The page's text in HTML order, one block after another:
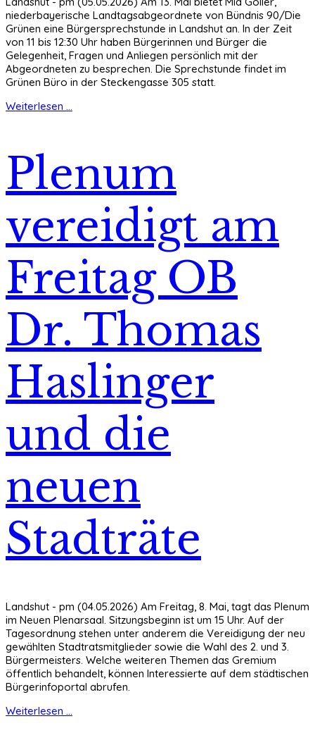
niederbayerische Landtagsabgeordnete von Bündnis 90/Die
Grünen eine Bürgersprechstunde in Landshut an. In der Zeit
von 11 bis 12:30 Uhr haben Bürgerinnen und Bürger die
Gelegenheit, Fragen und Anliegen persönlich mit der
Abgeordneten zu besprechen. Die Sprechstunde findet im
Grünen Büro in der Steckengasse 305 statt.
Weiterlesen ...
Plenum
vereidigt am
Freitag OB
Dr. Thomas
Haslinger
und die
neuen
Stadträte
Landshut - pm (04.05.2026) Am Freitag, 8. Mai, tagt das Plenum
im Neuen Plenarsaal. Sitzungsbeginn ist um 15 Uhr. Auf der
Tagesordnung stehen unter anderem die Vereidigung der neu
gewählten Stadtratsmitglieder sowie die Wahl des 2. und 3.
Bürgermeisters. Welche weiteren Themen das Gremium
öffentlich behandelt, können Interessierte auf dem städtischen
Bürgerinfoportal abrufen.
Weiterlesen ...